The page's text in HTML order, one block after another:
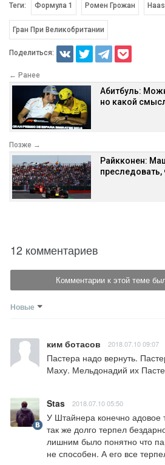
Теги: Формула 1 Ромен Грожан Haas
Гран При Великобритании
Поделиться:
← Ранее
Абитбуль:
но какой
Позже →
Райкконен:
12 комментариев
Комментарии к этой теме
Новые
ким ботасов 2018.07.10 09:07
Пастера надо вернуть.
Маху. Мельдонадий их
Stas 2018.07.10 05:50
У Штайнера конечно адовое
так же долго терпел
лишним было понятно что
не способен. А его все